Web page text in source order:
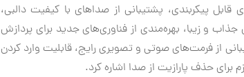
پیکربندی، پشتیبانی از صداهای با کیفیت دالبی،
و زیبا، بهره‌مندی از فناوری‌های جدید برای پردازش
از فرمت‌های صوتی و تصویری رایج، قابلیت وارد کردن
برای حذف پارازیت از صدا اشاره کرد.